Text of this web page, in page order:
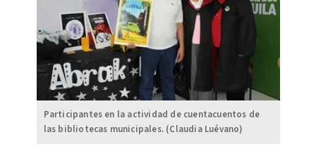
Participantes en la actividad de cuentacuentos de
las bibliotecas municipales. (Claudia Luévano)